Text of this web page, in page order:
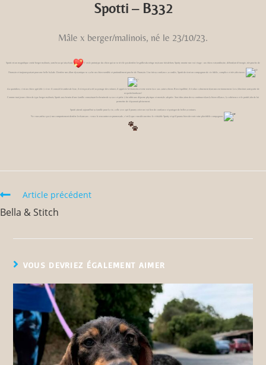
Spotti – B332
Mâle x berger/malinois, né le 23/10/23.
Spotti est un magnifique croisé berger malinois, aussi beau qu’attachant. C’est le prototype du chien qui ne se révèle pas derrière les grilles du refuge mais une fois dehors, Spotty montre son vrai visage : un chien extraordinaire, débordant d’énergie, très proche de
l’humain et toujours partant pour une belle balade. Derrière son allure dynamique se cache un chien sensible et profondément proche de l’humain. Une fois sa confiance accordée, Spotti devient un compagnon de vie fidèle, complice et très affectueux.
Au quotidien, c’est un chien agréable à vivre: il connaît les ordres de base, il n’est pas réactif au passage des voitures, il apprécie les humains et reste serein face aux autres chiens. Bien équilibré, il évolue calmement dans son environnement. Les câlins font aussi partie de
ses petits bonheurs !
Comme tout jeune chien de type berger malinois, Spotti aura besoin d’une famille connaissant les besoins de sa race et prête à lui offrir une dépense physique et mentale adaptée. Son éducation devra continuer dans la bienveillance, la cohérence et le positif afin de lui
permettre de s’épanouir pleinement.
Spotti attend aujourd’hui sa famille pour la vie, celle avec qui il pourra créer un vrai lien de confiance et partager de belles aventures.
Ne vous arrêtez pas à son comportement derrière les barreaux : venez le rencontrer en promenade, c’est là que vous découvrirez le véritable Spotty et qu’ilpourra bien devenir votre plus fidèle compagnon.
Article précédent
Bella & Stitch
VOUS DEVRIEZ ÉGALEMENT AIMER